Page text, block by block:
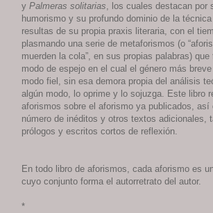
y Palmeras solitarias, los cuales destacan por
humorismo y su profundo dominio de la
resultas de su propia praxis literaria, con el
plasmando una serie de metaforismos (o
muerden la cola”, en sus propias palabras) que
modo de espejo en el cual el género más
modo fiel, sin esa demora propia del análisis
algún modo, lo oprime y lo sojuzga. Este libro
aforismos sobre el aforismo ya publicados, así
número de inéditos y otros textos adicionales,
prólogos y escritos cortos de reflexión.
En todo libro de aforismos, cada aforismo es
cuyo conjunto forma el autorretrato del autor.
*